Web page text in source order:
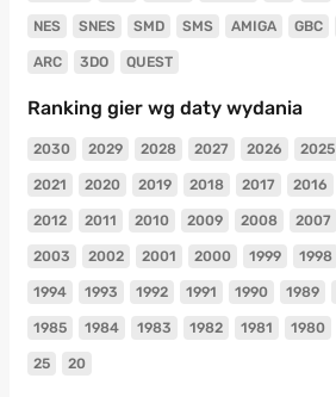
NES SNES SMD SMS AMIGA GBC
ARC 3DO QUEST
Ranking gier wg daty wydania
2030 2029 2028 2027 2026 2025
2021 2020 2019 2018 2017 2016
2012 2011 2010 2009 2008 2007
2003 2002 2001 2000 1999 1998
1994 1993 1992 1991 1990 1989
1985 1984 1983 1982 1981 1980
25 20